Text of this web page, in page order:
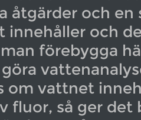
åtgärder och
innehåller och
förebygga
om vattnet
fluor, så ger det